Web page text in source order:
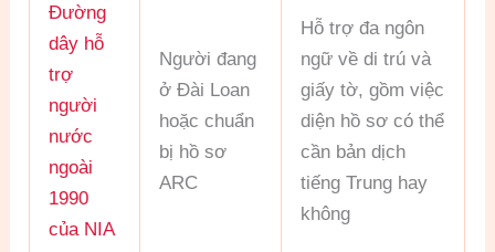
Đường
dây hỗ
trợ
người
nước
ngoài
1990
của NIA
Người đang
ở Đài Loan
hoặc chuẩn
bị hồ sơ
ARC
Hỗ trợ đa ngôn
ngữ về di trú và
giấy tờ, gồm việc
diện hồ sơ có thể
cần bản dịch
tiếng Trung hay
không